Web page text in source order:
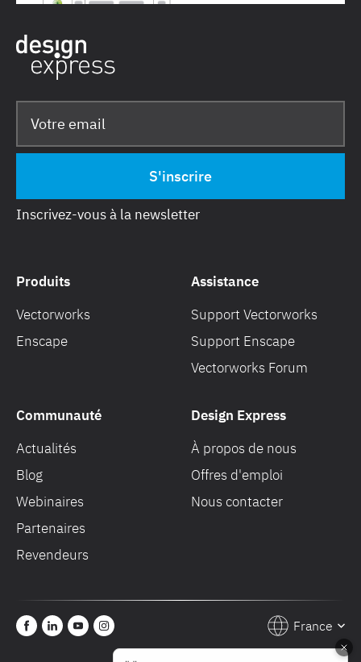
Inscrivez-vous à la newsletter
Produits
Vectorworks
Enscape
Assistance
Support Vectorworks
Support Enscape
Vectorworks Forum
Communauté
Actualités
Blog
Webinaires
Partenaires
Revendeurs
Design Express
À propos de nous
Offres d'emploi
Nous contacter
France